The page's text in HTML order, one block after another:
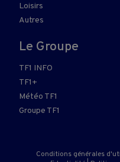
Loisirs
Autres
Le Groupe
TF1 INFO
TF1+
Météo TF1
Groupe TF1
Conditions générales